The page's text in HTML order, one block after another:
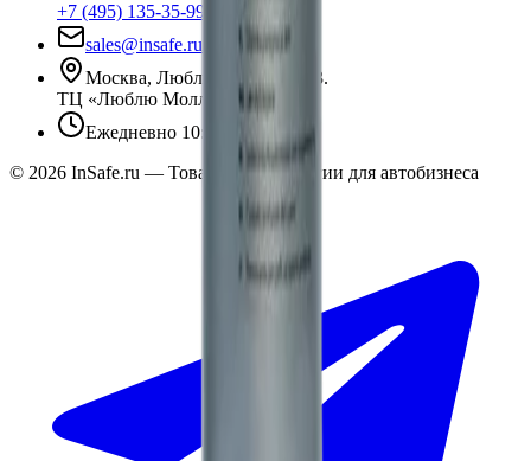
+7 (495) 135-35-99
sales@insafe.ru
Москва, Люблинская ул., 153.
ТЦ «Люблю Молл», -1 уровень
Ежедневно 10:00 — 19:00
© 2026 InSafe.ru — Товары и технологии для автобизнеса